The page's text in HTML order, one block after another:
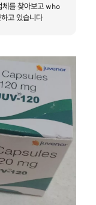
체를 찾아보고 who
고 있습니다